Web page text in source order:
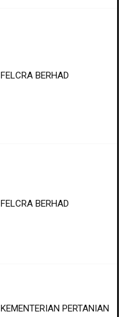
FELCRA BERHAD
FELCRA BERHAD
KEMENTERIAN PERTANIAN